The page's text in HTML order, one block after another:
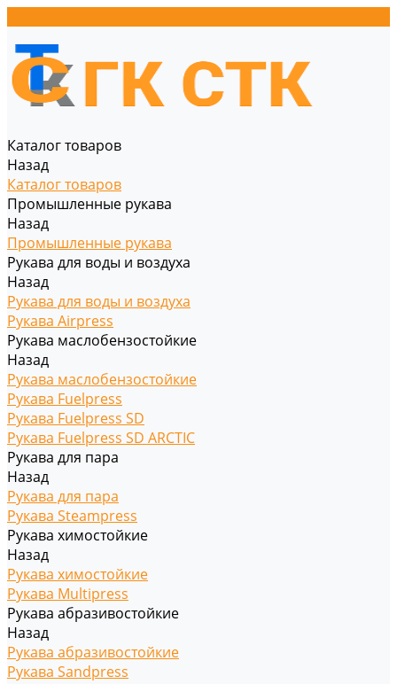
Каталог товаров
Назад
Каталог товаров
Промышленные рукава
Назад
Промышленные рукава
Рукава для воды и воздуха
Назад
Рукава для воды и воздуха
Рукава Airpress
Рукава маслобензостойкие
Назад
Рукава маслобензостойкие
Рукава Fuelpress
Рукава Fuelpress SD
Рукава Fuelpress SD ARCTIC
Рукава для пара
Назад
Рукава для пара
Рукава Steampress
Рукава химостойкие
Назад
Рукава химостойкие
Рукава Multipress
Рукава абразивостойкие
Назад
Рукава абразивостойкие
Рукава Sandpress